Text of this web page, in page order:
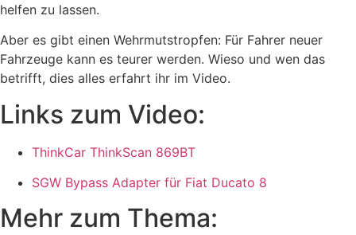
helfen zu lassen.
Aber es gibt einen Wehrmutstropfen: Für Fahrer neuer
Fahrzeuge kann es teurer werden. Wieso und wen das
betrifft, dies alles erfahrt ihr im Video.
Links zum Video:
ThinkCar ThinkScan 869BT
SGW Bypass Adapter für Fiat Ducato 8
Mehr zum Thema: